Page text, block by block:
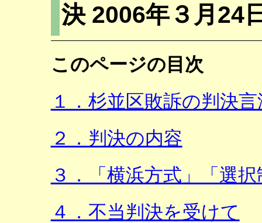
決 2006年３月24
このページの目次
１．杉並区敗訴の判決
２．判決の内容
３．「横浜方式」「選
４．不当判決を受けて